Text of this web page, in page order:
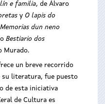
e familia, de Álvaro
y O lapis do
Memorias dun neno
Bestiario dos
Murado.
un breve recorrido
su literatura, fue puesto
de esta iniciativa
de Cultura es